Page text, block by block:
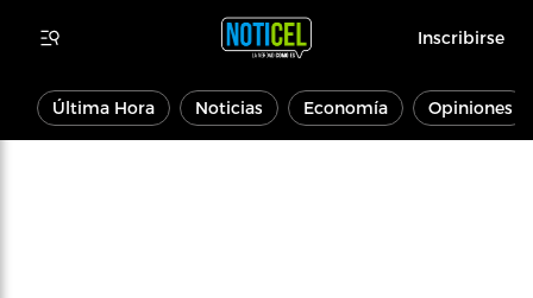
Inscribirse
Última Hora Noticias Economía Opiniones